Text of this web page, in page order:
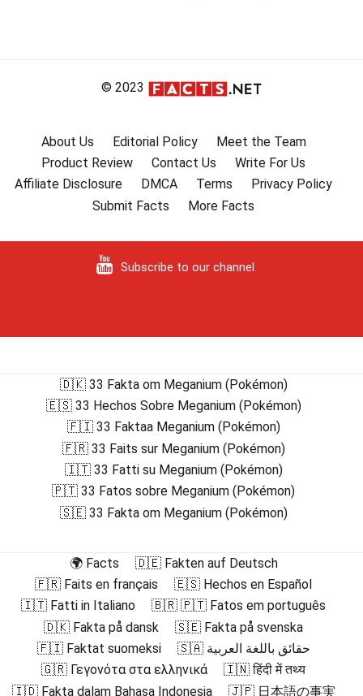
© 2023
About Us Editorial Policy
Meet the Team
Product Review
Contact Us
Write For Us
Affiliate Disclosure
DMCA Terms
Privacy Policy
Submit Facts
More Facts
Subscribe to our channel
🇩🇰 33 Fakta om Meganium (Pokémon)
🇪🇸 33 Hechos Sobre Meganium (Pokémon)
🇫🇮 33 Faktaa Meganium (Pokémon)
🇫🇷 33 Faits sur Meganium (Pokémon)
🇮🇹 33 Fatti su Meganium (Pokémon)
🇵🇹 33 Fatos sobre Meganium (Pokémon)
🇸🇪 33 Fakta om Meganium (Pokémon)
🌍 Facts
🇩🇪 Fakten auf Deutsch
🇫🇷 Faits en français
🇪🇸 Hechos en Español
🇮🇹 Fatti in Italiano
🇧🇷 🇵🇹 Fatos em português
🇩🇰 Fakta på dansk
🇸🇪 Fakta på svenska
🇫🇮 Faktat suomeksi
🇸🇦 حقائق باللغة العربية
🇬🇷 Γεγονότα στα ελληνικά
🇮🇳 हिंदी में तथ्य
🇮🇩 Fakta dalam Bahasa Indonesia
🇯🇵 日本語の事実